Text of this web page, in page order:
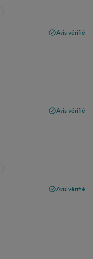
Avis vérifié
Avis vérifié
Avis vérifié